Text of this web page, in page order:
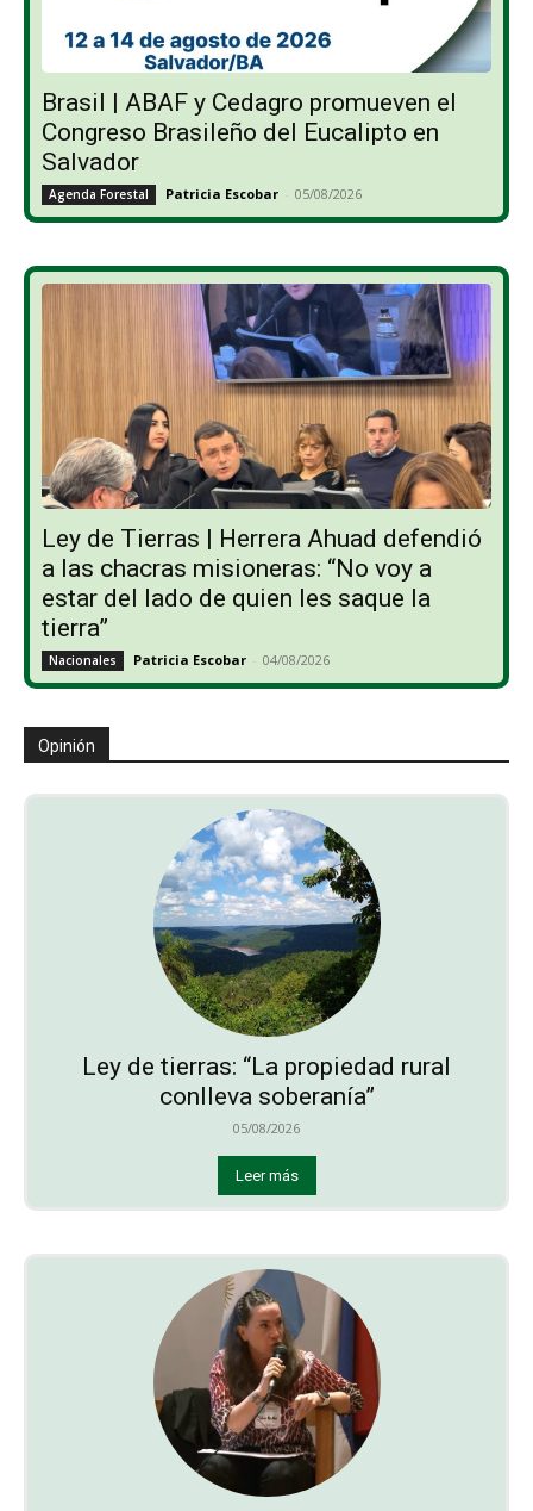
Brasil | ABAF y Cedagro promueven el
Congreso Brasileño del Eucalipto en
Salvador
Agenda Forestal Patricia Escobar - 05/08/2026
Ley de Tierras | Herrera Ahuad defendió
a las chacras misioneras: “No voy a
estar del lado de quien les saque la
tierra”
Nacionales Patricia Escobar - 04/08/2026
Opinión
Ley de tierras: “La propiedad rural
conlleva soberanía”
05/08/2026
Leer más